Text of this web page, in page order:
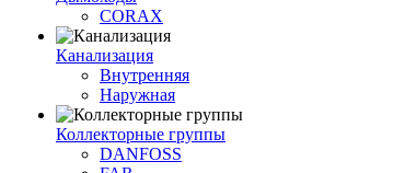
CORAX
Канализация
Внутренняя
Наружная
Коллекторные группы
DANFOSS